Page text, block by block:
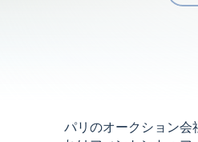
パリのオークション会